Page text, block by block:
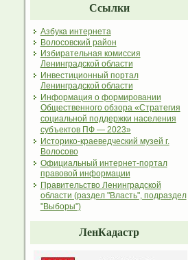
Ссылки
Азбука интернета
Волосовский район
Избирательная комиссия
Ленинградской области
Инвестиционный портал
Ленинградской области
Информация о формировании
Общественного обзора «Стратегия
социальной поддержки населения
субъектов ПФ — 2023»
Историко-краеведческий музей г.
Волосово
Официальный интернет-портал
правовой информации
Правительство Ленинградской
области (раздел "Власть", подраздел
"Выборы")
ЛенКадастр